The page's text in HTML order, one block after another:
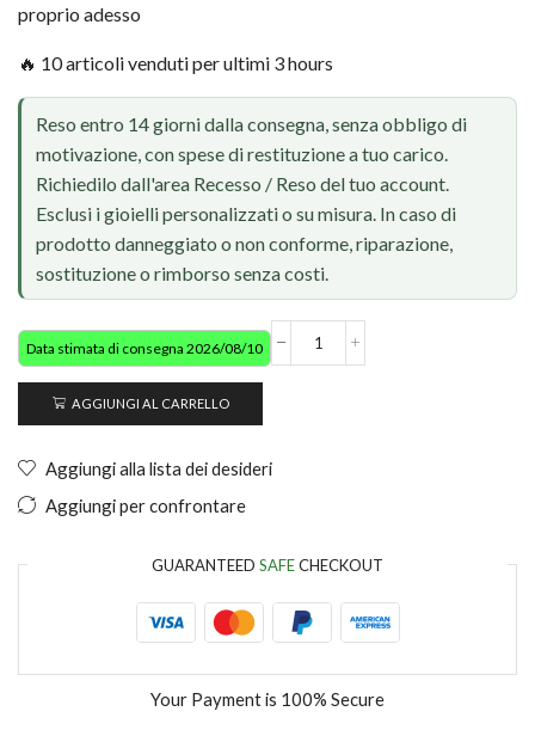
proprio adesso
🔥 10 articoli venduti per ultimi 3 hours
Reso entro 14 giorni dalla consegna, senza obbligo di
motivazione, con spese di restituzione a tuo carico.
Richiedilo dall'area Recesso / Reso del tuo account.
Esclusi i gioielli personalizzati o su misura. In caso di
prodotto danneggiato o non conforme, riparazione,
sostituzione o rimborso senza costi.
Data stimata di consegna 2026/08/10
AGGIUNGI AL CARRELLO
Aggiungi alla lista dei desideri
Aggiungi per confrontare
GUARANTEED SAFECHECKOUT
Your Payment is 100% Secure